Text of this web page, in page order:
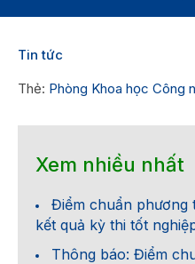
Tin tức
Thẻ: Phòng Khoa học Công
Xem nhiều nhất
Điểm chuẩn phương
kết quả kỳ thi tốt
Thông báo: Điểm